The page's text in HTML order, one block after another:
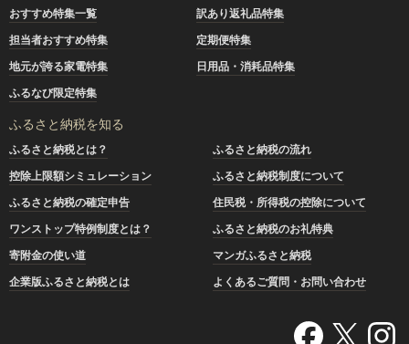
おすすめ特集一覧
訳あり返礼品特集
担当者おすすめ特集
定期便特集
地元が誇る家電特集
日用品・消耗品特集
ふるなび限定特集
ふるさと納税を知る
ふるさと納税とは？
ふるさと納税の流れ
控除上限額シミュレーション
ふるさと納税制度について
ふるさと納税の確定申告
住民税・所得税の控除について
ワンストップ特例制度とは？
ふるさと納税のお礼特典
寄附金の使い道
マンガふるさと納税
企業版ふるさと納税とは
よくあるご質問・お問い合わせ